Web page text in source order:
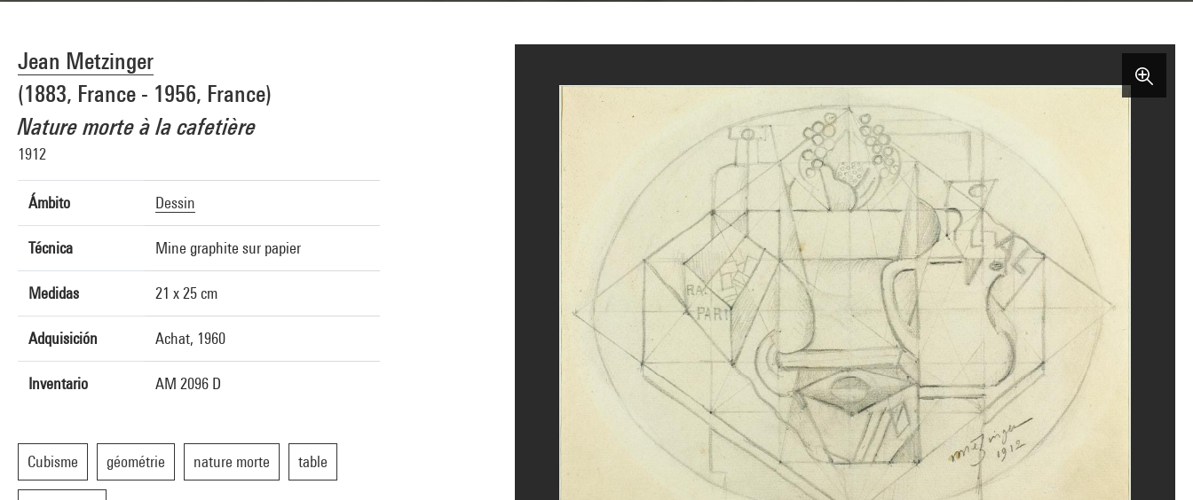
Jean Metzinger
(1883, France - 1956, France)
Nature morte à la cafetière
1912
Ámbito Dessin
Técnica Mine graphite sur papier
Medidas 21 x 25 cm
Adquisición Achat, 1960
Inventario AM 2096 D
Cubisme géométrie nature morte table